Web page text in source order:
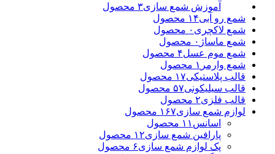
آموزش شمع سازی۳ محصول
شمع رو آبی۱۴ محصول
شمع لاکچری ۰ محصول
شمع ماساژ ۰ محصول
شمع موم عسل۴ محصول
شمع وارمر ۱ محصول
قالب پلاستیکی۱۷ محصول
قالب سیلیکونی۵۷ محصول
قالب فلزی۲ محصول
لوازم شمع سازی۱۶۷ محصول
اسانس ۱۱ محصول
پارافین شمع سازی۱۲ محصول
پک لوازم شمع سازی۶ محصول